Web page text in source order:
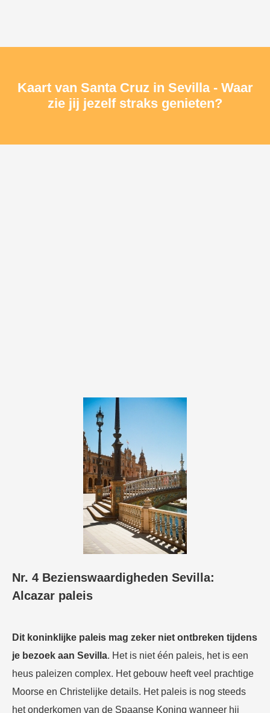
Kaart van Santa Cruz in Sevilla - Waar
zie jij jezelf straks genieten?
Nr. 4 Bezienswaardigheden Sevilla:
Alcazar paleis
Dit koninklijke paleis mag zeker niet ontbreken tijdens
je bezoek aan Sevilla. Het is niet één paleis, het is een
heus paleizen complex. Het gebouw heeft veel prachtige
Moorse en Christelijke details. Het paleis is nog steeds
het onderkomen van de Spaanse Koning wanneer hij